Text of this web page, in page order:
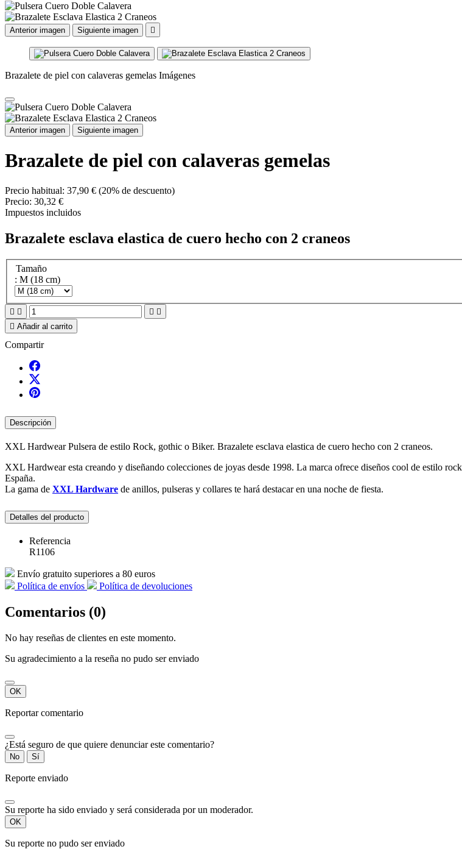
Anterior imagen Siguiente imagen 
Brazalete de piel con calaveras gemelas Imágenes
Anterior imagen Siguiente imagen
Brazalete de piel con calaveras gemelas
Precio habitual: 37,90 € (20% de descuento)
Precio: 30,32 €
Impuestos incluidos
Brazalete esclava elastica de cuero hecho con 2 craneos
Tamaño
: M (18 cm)
   
 Añadir al carrito
Compartir
Descripción
XXL Hardwear Pulsera de estilo Rock, gothic o Biker. Brazalete esclava elastica de cuero hecho con 2 craneos.
XXL Hardwearesta creando y diseñando colecciones de joyas desde 1998. La marca ofrece diseños cool de estilo rock
España.
La gama de XXL Hardware de anillos, pulseras y collares te hará destacar en una noche de fiesta.
Detalles del producto
Referencia
R1106
Envío gratuito superiores a 80 euros
Política de envíos
Política de devoluciones
Comentarios (0)
No hay reseñas de clientes en este momento.
Su agradecimiento a la reseña no pudo ser enviado
OK
Reportar comentario
¿Está seguro de que quiere denunciar este comentario?
No Sí
Reporte enviado
Su reporte ha sido enviado y será considerada por un moderador.
OK
Su reporte no pudo ser enviado